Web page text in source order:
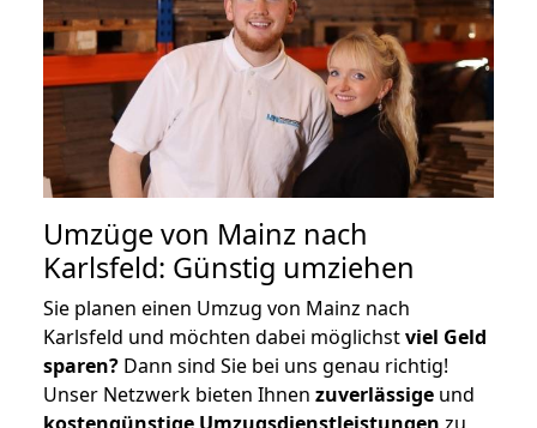
Umzüge von Mainz nach
Karlsfeld: Günstig umziehen
Sie planen einen Umzug von Mainz nach
Karlsfeld und möchten dabei möglichstviel Geld
sparen? Dann sind Sie bei uns genau richtig!
Unser Netzwerk bieten Ihnen zuverlässige und